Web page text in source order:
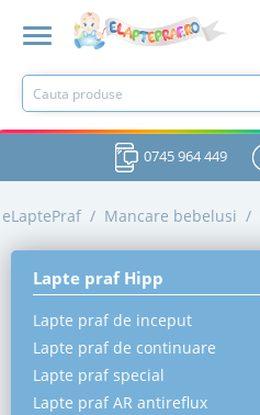
0745 964 449
eLaptePraf / Mancare bebelusi /
Lapte praf Hipp
Lapte praf de inceput
Lapte praf de continuare
Lapte praf special
Lapte praf AR antireflux